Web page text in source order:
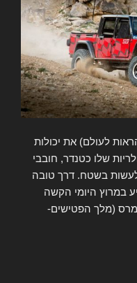
לעולם) את יכולות
שלו כטנדר, חובבי
לעשות בשטח. דרך טובה
במרוץ היומי הקשה
(מלך הפטישים-